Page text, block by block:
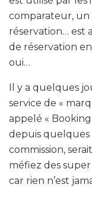
comparateur, un
réservation… est
de réservation
oui…
Il y a quelques
service de «
appelé «
depuis quelques
commission, serait
méfiez des
car rien n’est